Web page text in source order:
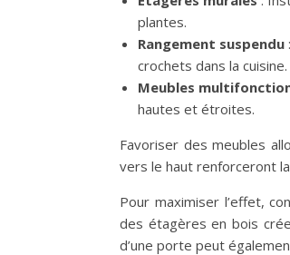
plantes.
Rangement suspendu
crochets dans la cuisine.
Meubles
hautes et étroites.
Favoriser des meubles
vers le haut renforceront
Pour maximiser l’effet,
des étagères en bois
d’une porte peut